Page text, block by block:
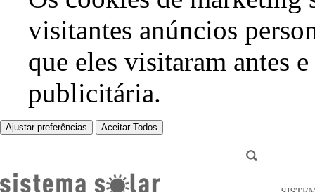
visitantes anúncios
que eles visitaram antes
publicitária.
Ajustar preferências Aceitar Todos